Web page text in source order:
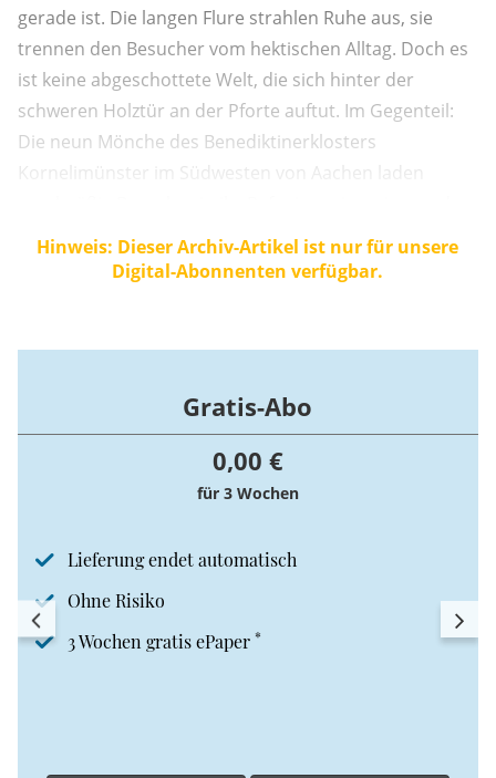
gerade ist. Die langen Flure strahlen Ruhe aus, sie
trennen den Besucher vom hektischen Alltag. Doch es
ist keine abgeschottete Welt, die sich hinter der
schweren Holztür an der Pforte auftut. Im Gegenteil:
Die neun Mönche des Benediktinerklosters
Messen oder einem Besinnungswochenende. Abt
Friedhelm Tissen steht einem vergleichsweise jungen
Hinweis: Dieser Archiv-Artikel ist nur für unsere
Digital-Abonnenten verfügbar.
Gratis-Abo
0,00 €
für 3 Wochen
Lieferung endet automatisch
Ohne Risiko
3 Wochen gratis ePaper *